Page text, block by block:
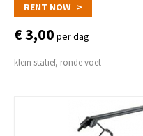
RENT NOW >
€ 3,00 per dag
klein statief, ronde voet